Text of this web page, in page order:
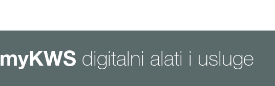
myKWS digitalni alati i usluge